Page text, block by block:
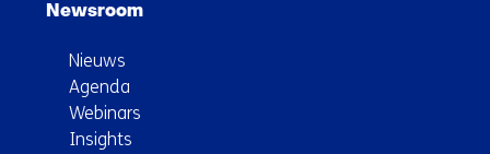
Newsroom
Nieuws
Agenda
Webinars
Insights